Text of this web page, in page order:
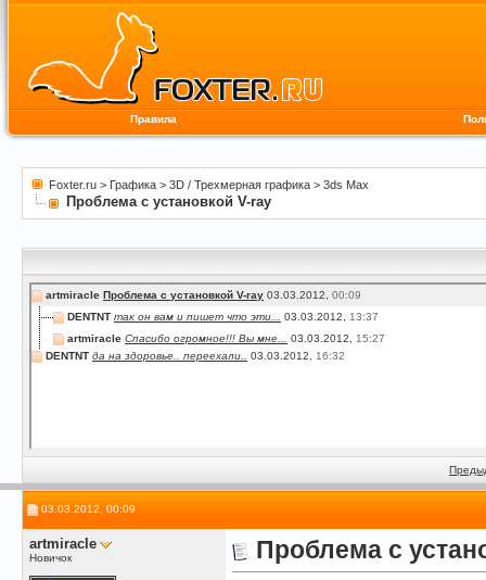
Правила
Foxter.ru > Графика > 3D / Трехмерная графика > 3ds Max
Проблема с установкой V-ray
artmiracle Проблема с установкой V-ray 03.03.2012, 00:09
DENTNT так он вам и пишет что эти... 03.03.2012, 13:37
artmiracle Спасибо огромное!!! Вы мне... 03.03.2012, 15:27
DENTNT да на здоровье.. переехали.. 03.03.2012, 16:32
03.03.2012, 00:09
artmiracle
Новичок Проблема с